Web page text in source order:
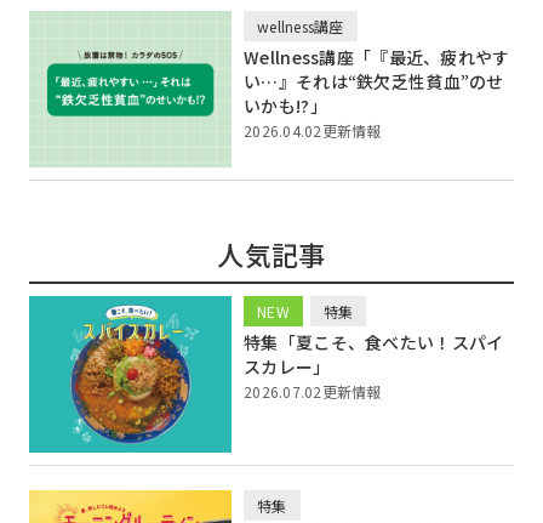
wellness講座
Wellness講座「『最近、疲れやす
い…』それは“鉄欠乏性貧血”のせ
いかも!?」
2026.04.02更新情報
人気記事
NEW 特集
特集「夏こそ、食べたい！スパイ
スカレー」
2026.07.02更新情報
特集